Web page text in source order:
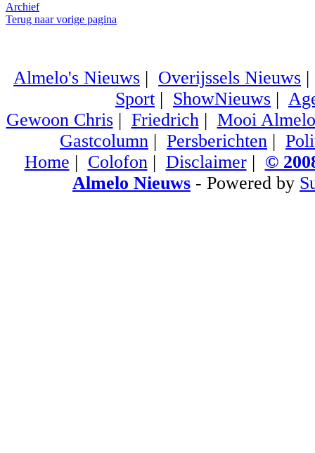
Archief
Terug naar vorige pagina
Almelo's Nieuws | Overijssels Nieuws
Sport | ShowNieuws |
Gewoon Chris| Friedrich| Mooi Almelo
Gastcolumn | Persberichten |
Home | Colofon| Disclaimer| ©
Almelo Nieuws - Powered by